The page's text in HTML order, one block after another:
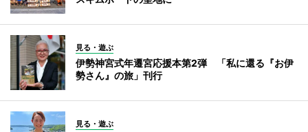
見る・遊ぶ
伊勢神宮式年遷宮応援本第2弾 「私に還る『お伊
勢さん』の旅」刊行
見る・遊ぶ